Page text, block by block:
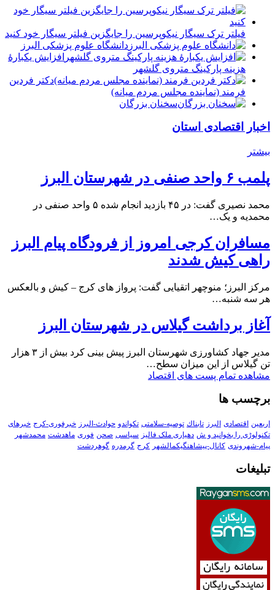
فیلتر ترک سیگار نیکوپرسین را جایگزین فیلتر سیگار خود کنید
دانشگاه علوم پزشکی البرز
افزایش یکبارۀ
هزینه پارکینگ متروی گلشهر
دكتر فردين
فرمند (نماينده مجلس مردم میانه)
سخنان بزرگان
اخبار اقتصادی استان
بیشتر
پلمب ۶ واحد صنفی در شهرستان البرز
محمد نصیری گفت: در ۴۵ بازدید انجام شده ۵ واحد صنفی در
محمدیه و یک…
مسافران کرجی امروز از فرودگاه پیام البرز
راهی کیش شدند
مرکز البرز؛ منوچهر اتقیایی گفت: پرواز های کرج – کیش و بالعکس
هر سه شنبه…
آغاز برداشت گیلاس در شهرستان البرز
مدیر جهاد کشاورزی شهرستان البرز پیش بینی کرد بیش از ۳ هزار
تن گیلاس از این میزان سطح…
مشاهده تمام پست های اقتصاد
برچسب ها
اربعین اقتصادی البرز تابناك توصیه-سلامتی تکواندو حوادث-البرز خبرفوری-کرج خبرهای
تکنولوڑی را بخوانید و ش دهیاری ملک فالیز سیاسی صحن فوری ماهدشت محمدشهر
پیام-شهروندی کانال-پیشاهنگیکمالشهر کرج گرمدره گوهردشت
تبلیغات